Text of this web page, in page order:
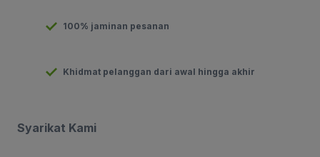
100% jaminan pesanan
Khidmat pelanggan dari awal hingga akhir
Syarikat Kami